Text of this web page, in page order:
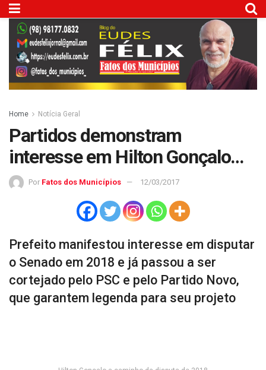
Home Notícia Geral
Partidos demonstram
interesse em Hilton Gonçalo…
Por Fatos dos Municípios 12/03/2017
Prefeito manifestou interesse em disputar
o Senado em 2018 e já passou a ser
cortejado pelo PSC e pelo Partido Novo,
que garantem legenda para seu projeto